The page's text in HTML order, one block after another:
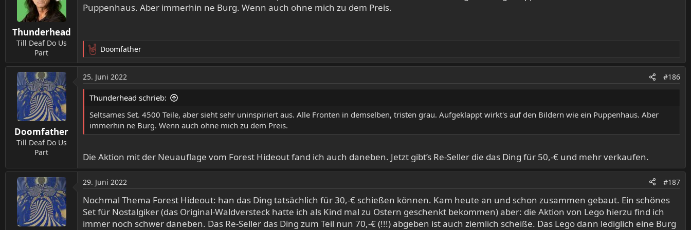
i
o
Thunderhead
Till Deaf Do Us
Part
Puppenhaus. Aber immerhin ne Burg. Wenn auch ohne mich zu dem Preis.
R
e
a
k
t
o
n
e
Doomfather
Doomfather
Till Deaf Do Us
Part
25. Juni 2022 #186
Thunderhead schrieb:
Seltsames Set. 4500 Teile, aber sieht sehr uninspiriert aus. Alle Fronten in demselben, tristen grau. Aufgeklappt wirkt's auf den Bildern wie ein Puppenhaus. Aber
immerhin ne Burg. Wenn auch ohne mich zu dem Preis.
Die Aktion mit der Neuauflage vom Forest Hideout fand ich auch daneben. Jetzt gibt’s Re-Seller die das Ding für 50,-€ und mehr verkaufen.
29. Juni 2022 #187
Nochmal Thema Forest Hideout: han das Ding tatsächlich für 30,-€ schießen können. Kam heute an und schon zusammen gebaut. Ein schönes
Set für Nostalgiker (das Original-Waldversteck hatte ich als Kind mal zu Ostern geschenkt bekommen) aber: die Aktion von Lego hierzu find ich
immer noch schwer daneben. Das Re-Seller das Ding zum Teil nun 70,-€ (!!!) abgeben ist auch ziemlich scheiße. Das Lego dann lediglich eine Burg